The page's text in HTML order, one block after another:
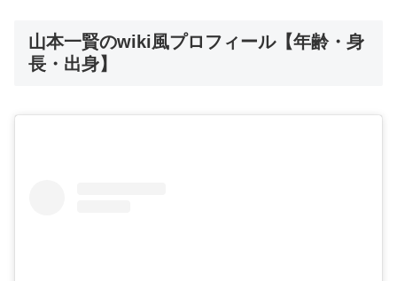
山本一賢のwiki風プロフィール【年齢・身
長・出身】